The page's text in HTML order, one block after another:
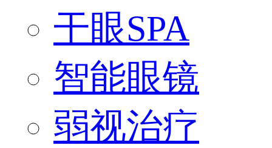
干眼SPA
智能眼镜
弱视治疗